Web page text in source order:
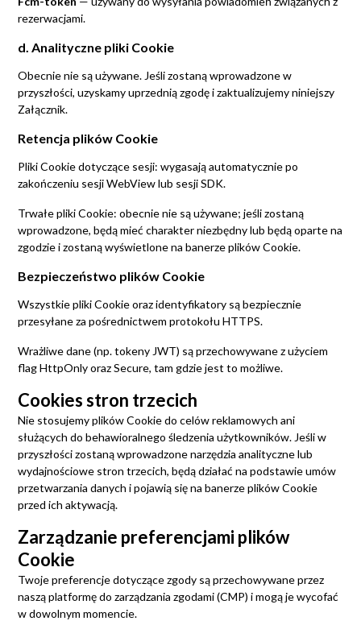
rezerwacjami.
d. Analityczne pliki Cookie
Obecnie nie są używane. Jeśli zostaną wprowadzone w
przyszłości, uzyskamy uprzednią zgodę i zaktualizujemy niniejszy
Załącznik.
Retencja plików Cookie
Pliki Cookie dotyczące sesji: wygasają automatycznie po
zakończeniu sesji WebView lub sesji SDK.
Trwałe pliki Cookie: obecnie nie są używane; jeśli zostaną
wprowadzone, będą mieć charakter niezbędny lub będą oparte na
zgodzie i zostaną wyświetlone na banerze plików Cookie.
Bezpieczeństwo plików Cookie
Wszystkie pliki Cookie oraz identyfikatory są bezpiecznie
przesyłane za pośrednictwem protokołu HTTPS.
Wrażliwe dane (np. tokeny JWT) są przechowywane z użyciem
flag HttpOnly oraz Secure, tam gdzie jest to możliwe.
Cookies stron trzecich
Nie stosujemy plików Cookie do celów reklamowych ani
służących do behawioralnego śledzenia użytkowników. Jeśli w
przyszłości zostaną wprowadzone narzędzia analityczne lub
wydajnościowe stron trzecich, będą działać na podstawie umów
przetwarzania danych i pojawią się na banerze plików Cookie
przed ich aktywacją.
Zarządzanie preferencjami plików
Cookie
Twoje preferencje dotyczące zgody są przechowywane przez
naszą platformę do zarządzania zgodami (CMP) i mogą je wycofać
w dowolnym momencie.